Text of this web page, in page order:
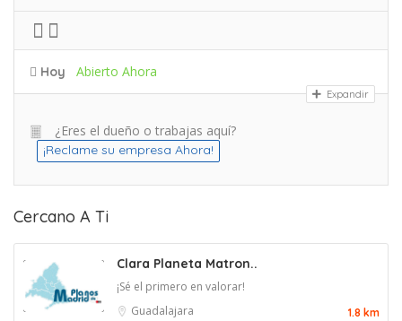
Hoy Abierto Ahora
Expandir
¿Eres el dueño o trabajas aquí?
¡Reclame su empresa Ahora!
Cercano A Ti
Clara Planeta Matron..
¡Sé el primero en valorar!
Guadalajara
1.8 km